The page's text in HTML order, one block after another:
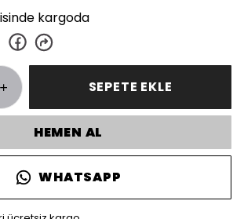
kargoda
SEPETE EKLE
HEMEN AL
WHATSAPP